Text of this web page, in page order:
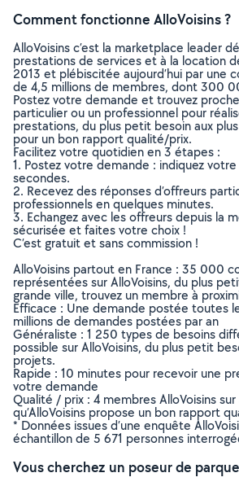
Comment fonctionne AlloVoisins ?
AlloVoisins c’est la marketplace leader
prestations de services et à la location
2013 et plébiscitée aujourd’hui par une
de 4,5 millions de membres, dont 300
Postez votre demande et trouvez
particulier ou un professionnel pour
prestations, du plus petit besoin aux
pour un bon rapport qualité/prix.
Facilitez votre quotidien en 3 étapes :
1. Postez votre demande : indiquez
secondes.
2. Recevez des réponses d’offreurs
professionnels en quelques minutes.
3. Echangez avec les offreurs depuis la
sécurisée et faites votre choix !
C’est gratuit et sans commission !
AlloVoisins partout en France : 35 000
représentées sur AlloVoisins, du plus
grande ville, trouvez un membre à
Efficace : Une demande postée toutes
millions de demandes postées par an
Généraliste : 1 250 types de besoins
possible sur AlloVoisins, du plus petit
projets.
Rapide : 10 minutes pour recevoir une
votre demande
Qualité / prix : 4 membres AlloVoisins
qu’AlloVoisins propose un bon rapport
* Données issues d’une enquête
échantillon de 5 671 personnes
Vous cherchez un poseur de